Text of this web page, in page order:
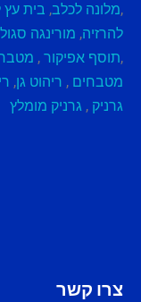
,מלונה לכלב, בית עץ
להרזיה, מורינגה
,תוסף אפיקור ,
מטבחים , ריהוט גן,
גרניק , גרניק מומלץ
צרו קשר